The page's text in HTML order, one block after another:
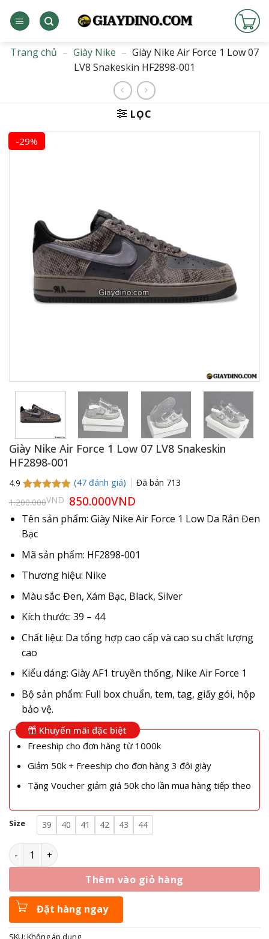
qua
dungTrang chủ – Giày Nike – Giày Nike Air Force 1 Low 07
LV8 Snakeskin HF2898-001
LỌC
-29%
Giày Nike Air Force 1 Low 07 LV8 Snakeskin
HF2898-001
4.9
4.9trên 5
dựa trên
47
đánh giá
(47đánh giá) Đã bán 713
1.200.000VND Giá
gốc
là:
1.200.000VND.
850.000VND
tại
là:
Tên sản phẩm: Giày Nike Air Force 1 Low Da Rắn Đen
Bạc
Mã sản phẩm: HF2898-001
Thương hiệu: Nike
Màu sắc: Đen, Xám Bạc, Black, Silver
Kích thước: 39 – 44
Chất liệu: Da tổng hợp cao cấp và cao su chất lượng
cao
Kiểu dáng: Giày AF1 truyền thống, Nike Air Force 1
Bộ sản phẩm: Full box chuẩn, tem, tag, giấy gói, hộp
bảo vệ.
Khuyến mãi đặc biệt
Freeship cho đơn hàng từ 1000k
Giảm 50k + Freeship cho đơn hàng 3 đôi giày
Tặng Voucher giảm giá 50k cho lần mua hàng tiếp theo
Size 39 40 41 42 43 44
Giày Nike Air Force 1 Low 07 LV8 Snakeskin HF2898-001 số
Thêm vào giỏ hàng
Đặt hàng ngay